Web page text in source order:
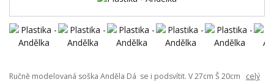
Ručně modelovaná soška Anděla Dá se i podsvítit. V 27cm Š 20cm celý